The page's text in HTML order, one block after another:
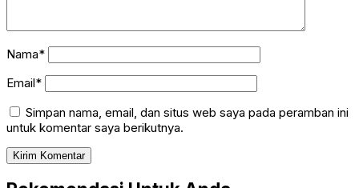
Nama*
Email*
Simpan nama, email, dan situs web saya pada peramban ini
untuk komentar saya berikutnya.